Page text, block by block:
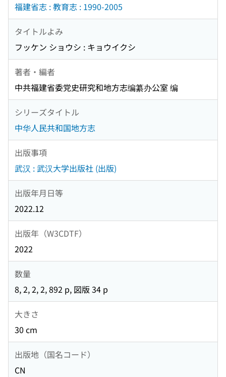
福建省志 : 教育志 : 1990-2005
タイトルよみ
フッケン ショウシ : キョウイクシ
著者・編者
中共福建省委党史研究和地方志编纂办公室 编
シリーズタイトル
中华人民共和国地方志
出版事項
武汉 : 武汉大学出版社 (出版)
出版年月日等
2022.12
出版年（W3CDTF）
2022
数量
8, 2, 2, 2, 892 p, 図版 34 p
大きさ
30 cm
出版地（国名コード）
CN